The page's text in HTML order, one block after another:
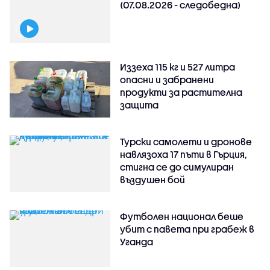
(07.08.2026 - следобедна)
Иззеха 115 кг и 527 литра
опасни и забранени
продукти за растителна
защита
Турски самолети и дронове
навлязоха 17 пъти в Гърция,
стигна се до симулиран
въздушен бой
Футболен национал беше
убит с павета при грабеж в
Уганда